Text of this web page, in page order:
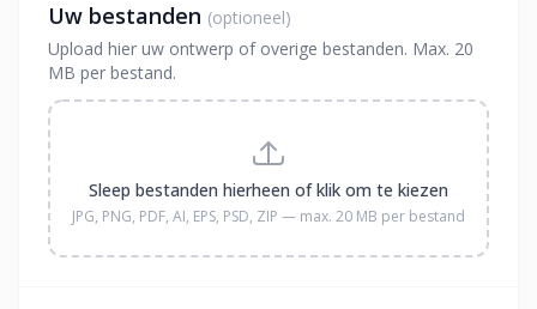
Uw bestanden (optioneel)
Upload hier uw ontwerp of overige bestanden. Max. 20
MB per bestand.
Sleep bestanden hierheen of klik om te kiezen
JPG, PNG, PDF, AI, EPS, PSD, ZIP — max. 20 MB per bestand